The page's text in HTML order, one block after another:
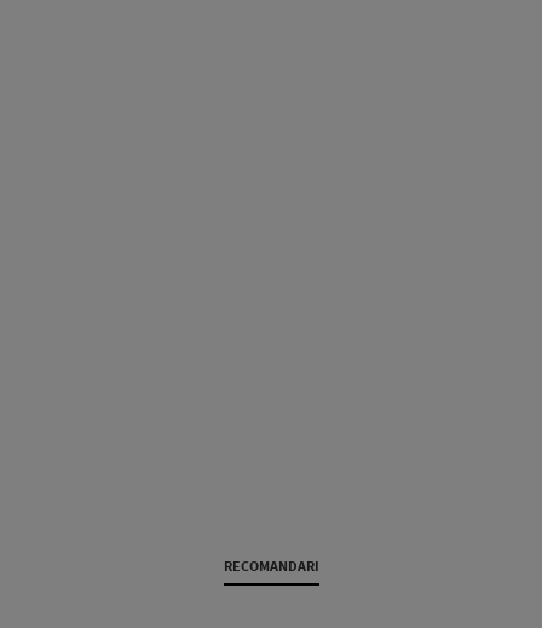
RECOMANDARI